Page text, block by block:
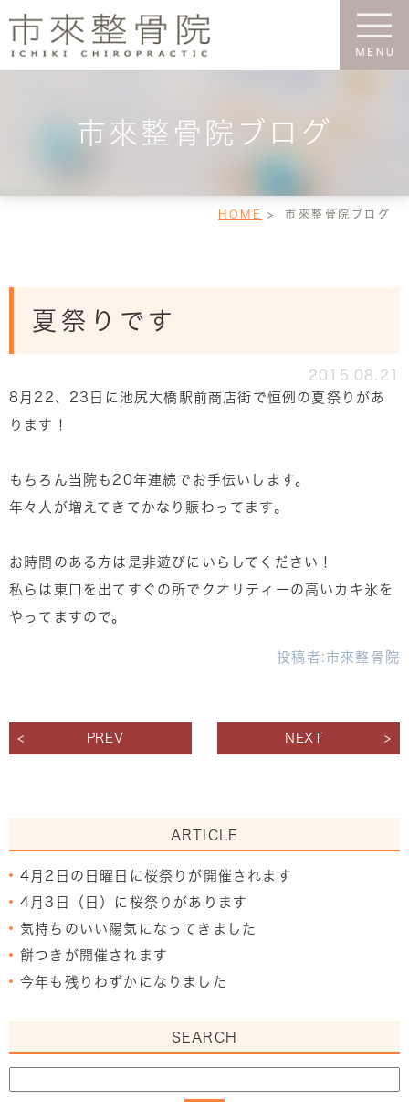
市來整骨院ブログ
HOME 市來整骨院ブログ
夏祭りです
2015.08.21
8月22、23日に池尻大橋駅前商店街で恒例の夏祭りがあ
ります！
もちろん当院も20年連続でお手伝いします。
年々人が増えてきてかなり賑わってます。
お時間のある方は是非遊びにいらしてください！
私らは東口を出てすぐの所でクオリティーの高いカキ氷を
やってますので。
投稿者: 市來整骨院
PREV NEXT
ARTICLE
4月2日の日曜日に桜祭りが開催されます
4月3日（日）に桜祭りがあります
気持ちのいい陽気になってきました
餅つきが開催されます
今年も残りわずかになりました
SEARCH